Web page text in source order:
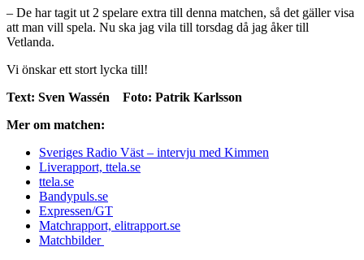
– De har tagit ut 2 spelare extra till denna matchen, så det gäller visa
att man vill spela. Nu ska jag vila till torsdag då jag åker till
Vetlanda.
Vi önskar ett stort lycka till!
Text: Sven Wassén Foto: Patrik Karlsson
Mer om matchen:
Sveriges Radio Väst – intervju med Kimmen
Liverapport, ttela.se
ttela.se
Bandypuls.se
Expressen/GT
Matchrapport, elitrapport.se
Matchbilder